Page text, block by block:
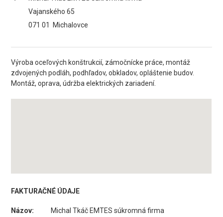
Vajanského 65
071 01
Michalovce
Výroba oceľových konštrukcií, zámočnícke práce, montáž
zdvojených podláh, podhľadov, obkladov, opláštenie budov.
Montáž, oprava, údržba elektrických zariadení.
FAKTURAČNÉ ÚDAJE
Názov:
Michal Tkáč EMTES súkromná firma